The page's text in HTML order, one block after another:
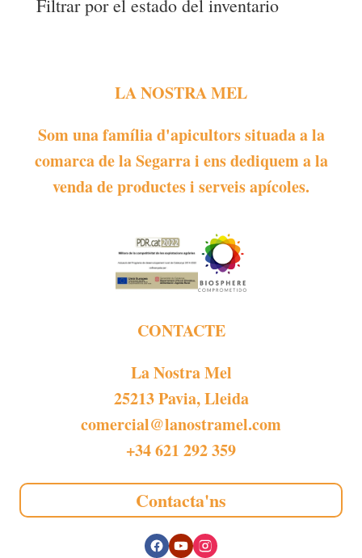
Filtrar por el estado del inventario
LA NOSTRA MEL
Som una família d'apicultors situada a la
comarca de la Segarra i ens dediquem a la
venda de productes i serveis apícoles.
CONTACTE
La Nostra Mel
25213 Pavia, Lleida
comercial@lanostramel.com
+34 621 292 359
Contacta'ns